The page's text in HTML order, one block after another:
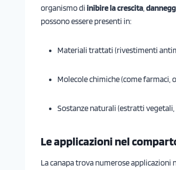
organismo di inibire la crescita
possono essere presenti in:
Materiali trattati (rivestimenti
Molecole chimiche (come farmaci,
Sostanze naturali (estratti
Le applicazioni nel
La canapa trova numerose applicazioni